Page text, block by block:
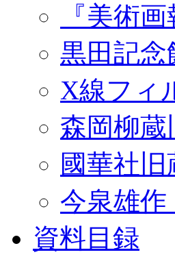
『美術
黒田記念
X線フィ
森岡柳蔵
國華社
今泉雄作
資料目録